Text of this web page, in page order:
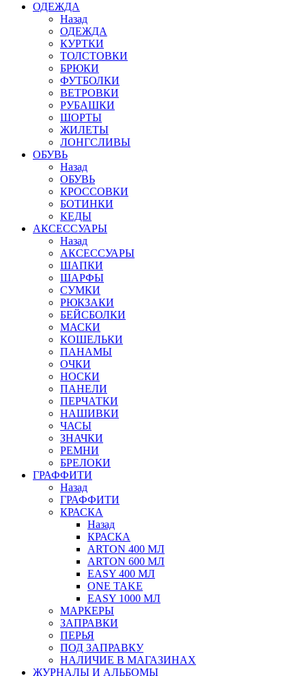
ОДЕЖДА
Назад
ОДЕЖДА
КУРТКИ
ТОЛСТОВКИ
БРЮКИ
ФУТБОЛКИ
ВЕТРОВКИ
РУБАШКИ
ШОРТЫ
ЖИЛЕТЫ
ЛОНГСЛИВЫ
ОБУВЬ
Назад
ОБУВЬ
КРОССОВКИ
БОТИНКИ
КЕДЫ
АКСЕССУАРЫ
Назад
АКСЕССУАРЫ
ШАПКИ
ШАРФЫ
СУМКИ
РЮКЗАКИ
БЕЙСБОЛКИ
МАСКИ
КОШЕЛЬКИ
ПАНАМЫ
ОЧКИ
НОСКИ
ПАНЕЛИ
ПЕРЧАТКИ
НАШИВКИ
ЧАСЫ
ЗНАЧКИ
РЕМНИ
БРЕЛОКИ
ГРАФФИТИ
Назад
ГРАФФИТИ
КРАСКА
Назад
КРАСКА
ARTON 400 МЛ
ARTON 600 МЛ
EASY 400 МЛ
ONE TAKE
EASY 1000 МЛ
МАРКЕРЫ
ЗАПРАВКИ
ПЕРЬЯ
ПОД ЗАПРАВКУ
НАЛИЧИЕ В МАГАЗИНАХ
ЖУРНАЛЫ И АЛЬБОМЫ